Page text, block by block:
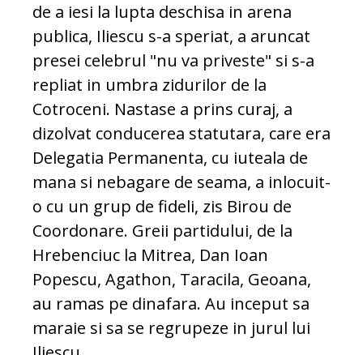
de a iesi la lupta deschisa in arena
publica, Iliescu s-a speriat, a aruncat
presei celebrul "nu va priveste" si s-a
repliat in umbra zidurilor de la
Cotroceni. Nastase a prins curaj, a
dizolvat conducerea statutara, care era
Delegatia Permanenta, cu iuteala de
mana si nebagare de seama, a inlocuit-
o cu un grup de fideli, zis Birou de
Coordonare. Greii partidului, de la
Hrebenciuc la Mitrea, Dan Ioan
Popescu, Agathon, Taracila, Geoana,
au ramas pe dinafara. Au inceput sa
maraie si sa se regrupeze in jurul lui